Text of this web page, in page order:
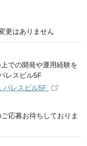
更はありません
パレスビル5F
応募お待ちしておりま